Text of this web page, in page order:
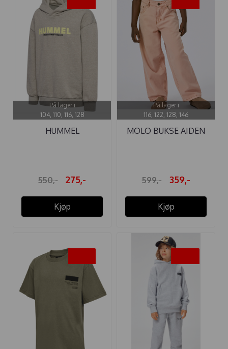
På lager i
104, 110, 116, 128
HUMMEL
550,- 275,-
Kjøp
På lager i
116, 122, 128, 146
MOLO BUKSE AIDEN
599,- 359,-
Kjøp